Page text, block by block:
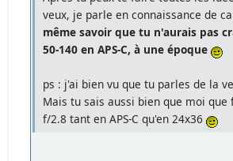
veux, je parle en connaissance de
même savoir que tu n'aurais pas
50-140 en APS-C, à une époque
ps : j'ai bien vu que tu parles de la
Mais tu sais aussi bien que moi que
f/2.8 tant en APS-C qu'en 24x36